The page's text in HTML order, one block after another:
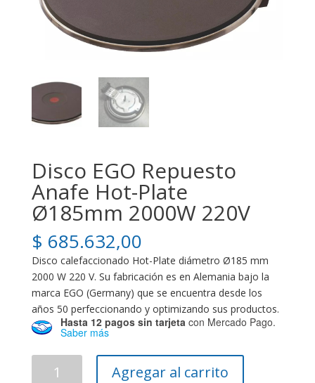
Disco EGO Repuesto
Anafe Hot-Plate
Ø185mm 2000W 220V
$ 685.632,00
Disco calefaccionado Hot-Plate diámetro Ø185 mm
2000 W 220 V. Su fabricación es en Alemania bajo la
marca EGO (Germany) que se encuentra desde los
años 50 perfeccionando y optimizando sus productos.
Hasta 12 pagos sin tarjetacon Mercado Pago.
Saber más
Agregar al carrito